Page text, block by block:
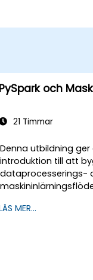
PySpark och
21 Timmar
Denna utbildning ger
introduktion till att
dataprocesserings-
Spark fungerar inom
MER...